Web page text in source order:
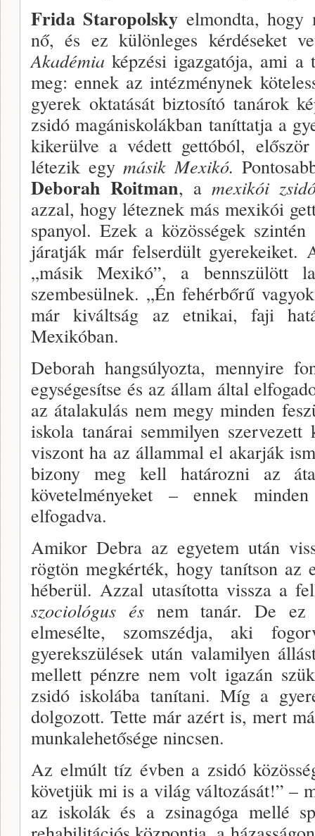
Frida Staropolsky elmondta, hogy
nő, és ez kü­lönleges kérdéseket
Akadémia képzési igazgatója, ami a
meg: ennek az intézménynek
gyerek oktatását biz­tosító tanárok
zsidó magániskolákban taníttatja a
kikerülve a védett gettóból,
létezik egymásik Mexikó.
Deborah Roitman, a mexikói
azzal, hogy léteznek más mexikói
spanyol. Ezek a közösségek szin­tén
járatják már felserdült gyerekeiket.
„másik Mexikó”, a bennszülött
szembesülnek. „Én fehérbőrű
már kiváltság az etnikai, faji
Mexikóban.
Deborah hangsúlyozta, mennyire
egységesítse és az állam által
az átalakulás nem megy min­den
isko­la tanárai semmilyen szervezett
viszont ha az ál­lammal el akarják
bizony meg kell határozni az
követelmé­nyeket – ennek
elfogadva.
Amikor Debra az egyetem után
rögtön megkér­ték, hogy tanítson az
héberül. Azzal utasította vissza a
szocioló­gus ésnem tanár. De ez
elmesélte, szomszédja, aki
gyerekszülé­sek után valamilyen
mellett pénzre nem volt iga­zán
zsidó iskolába tanítani. Míg a
dolgozott. Tette már azért is, mert
munkalehetősége nincsen.
Az elmúlt tíz évben a zsidó
követjük mi is a világ változását!” –
az iskolák és a zsinagóga mel­lé